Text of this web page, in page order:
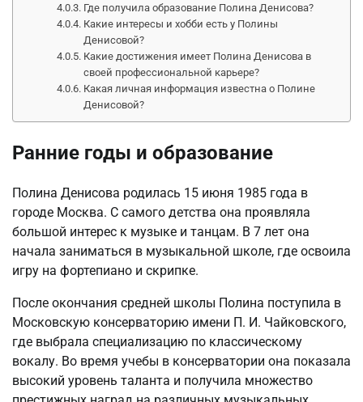
Где получила образование Полина Денисова?
Какие интересы и хобби есть у Полины
Денисовой?
Какие достижения имеет Полина Денисова в
своей профессиональной карьере?
Какая личная информация известна о Полине
Денисовой?
Ранние годы и образование
Полина Денисова родилась 15 июня 1985 года в
городе Москва. С самого детства она проявляла
большой интерес к музыке и танцам. В 7 лет она
начала заниматься в музыкальной школе, где освоила
игру на фортепиано и скрипке.
После окончания средней школы Полина поступила в
Московскую консерваторию имени П. И. Чайковского,
где выбрала специализацию по классическому
вокалу. Во время учебы в консерватории она показала
высокий уровень таланта и получила множество